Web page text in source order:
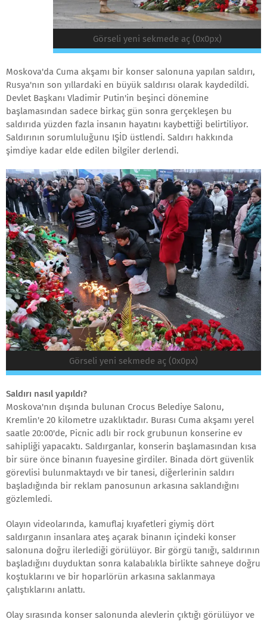
Görseli yeni sekmede aç (0x0px)
Moskova'da Cuma akşamı bir konser salonuna yapılan saldırı,
Rusya'nın son yıllardaki en büyük saldırısı olarak kaydedildi.
Devlet Başkanı Vladimir Putin'in beşinci dönemine
başlamasından sadece birkaç gün sonra gerçekleşen bu
saldırıda yüzden fazla insanın hayatını kaybettiği belirtiliyor.
Saldırının sorumluluğunu IŞİD üstlendi. Saldırı hakkında
şimdiye kadar elde edilen bilgiler derlendi.
Görseli yeni sekmede aç (0x0px)
Saldırı nasıl yapıldı?
Moskova'nın dışında bulunan Crocus Belediye Salonu,
Kremlin'e 20 kilometre uzaklıktadır. Burası Cuma akşamı yerel
saatle 20:00'de, Picnic adlı bir rock grubunun konserine ev
sahipliği yapacaktı. Saldırganlar, konserin başlamasından kısa
bir süre önce binanın fuayesine girdiler. Binada dört güvenlik
görevlisi bulunmaktaydı ve bir tanesi, diğerlerinin saldırı
başladığında bir reklam panosunun arkasına saklandığını
gözlemledi.
Olayın videolarında, kamuflaj kıyafetleri giymiş dört
saldırganın insanlara ateş açarak binanın içindeki konser
salonuna doğru ilerlediği görülüyor. Bir görgü tanığı, saldırının
başladığını duyduktan sonra kalabalıkla birlikte sahneye doğru
koştuklarını ve bir hoparlörün arkasına saklanmaya
çalıştıklarını anlattı.
Olay sırasında konser salonunda alevlerin çıktığı görülüyor ve